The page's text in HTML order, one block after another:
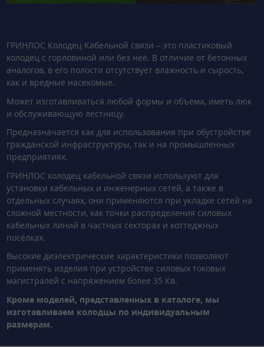
ГРИНЛОС Колодец Кабельной связи – это пластиковый
колодец с горловиной или без неё. В отличие от бетонных
аналогов, в его полости отсутствует влажность и сырость,
как и вредные насекомые.
Может изготавливаться любой формы и объёма, иметь люк
и обслуживающую лестницу.
Предназначается как для использования при обустройстве
гражданской инфраструктуры, так и на промышленных
предприятиях.
ГРИНЛОС колодец кабельной связи используют для
установки кабельных и инженерных сетей, а также в
отдельных случаях, они применяются при укладке сетей на
сложной местности, как точки распределения силовых
кабельных линий в частных секторах и коттеджных
посёлках.
Высокие диэлектрические характеристики позволяют
применять изделия при устройстве силовых токовых
магистралей с напряжением более 35 Кв.
Кроме моделей, представленных в каталоге, мы
изготавливаем колодцы по индивидуальным
размерам.